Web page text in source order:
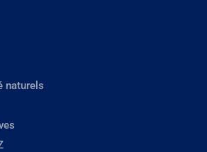
naturels